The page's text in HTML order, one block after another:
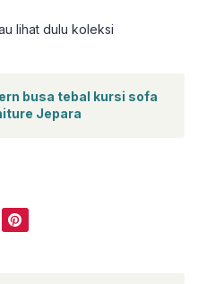
lihat dulu koleksi
busa tebal kursi sofa
Jepara